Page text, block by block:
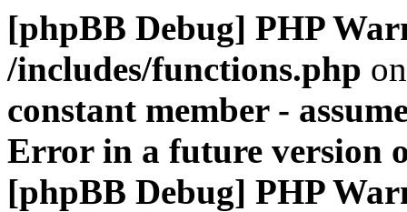
[phpBB Debug] PHP
/includes/functions.php
constant member -
Error in a future version
[phpBB Debug] PHP